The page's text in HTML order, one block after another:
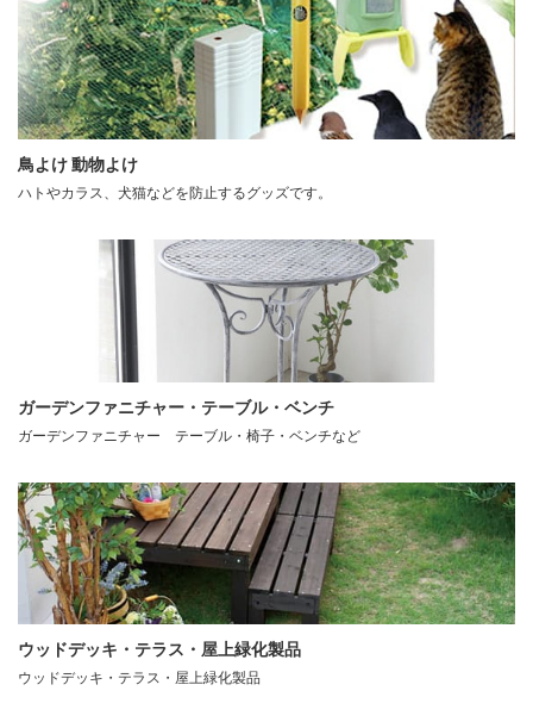
鳥よけ 動物よけ
ハトやカラス、犬猫などを防止するグッズです。
ガーデンファニチャー・テーブル・ベンチ
ガーデンファニチャー テーブル・椅子・ベンチなど
ウッドデッキ・テラス・屋上緑化製品
ウッドデッキ・テラス・屋上緑化製品